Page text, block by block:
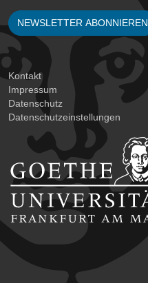
NEWSLETTER ABONNIEREN
Kontakt
Impressum
Datenschutz
Datenschutzeinstellungen